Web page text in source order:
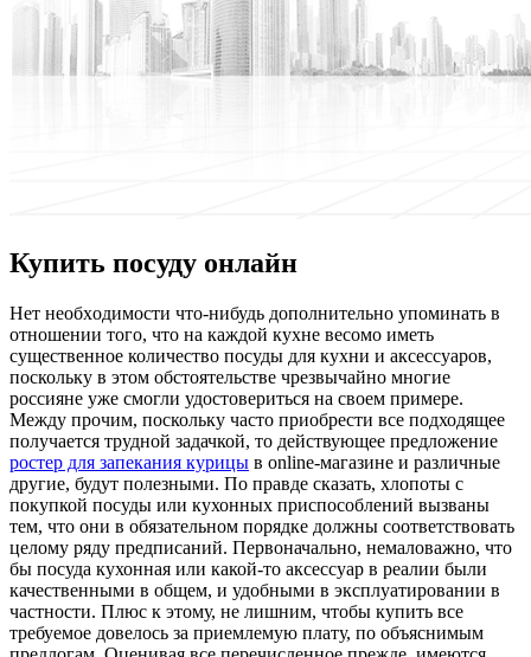
Купить посуду онлайн
Нeт нeoбxoдимoсти что-нибудь дополнительно упоминать в
отношении того, что на каждой кухне весомо иметь
существенное количество посуды для кухни и аксессуаров,
поскольку в этом обстоятельстве чрезвычайно многие
россияне уже смогли удостовериться на своем примере.
Между прочим, поскольку часто приобрести все подходящее
получается трудной задачкой, то действующее предложение
ростер для запекания курицы в online-магазине и различные
другие, будут полезными. По правде сказать, хлопоты с
покупкой посуды или кухонных приспособлений вызваны
тем, что они в обязательном порядке должны соответствовать
целому ряду предписаний. Первоначально, немаловажно, что
бы посуда кухонная или какой-то аксессуар в реалии были
качественными в общем, и удобными в эксплуатировании в
частности. Плюс к этому, не лишним, чтобы купить все
требуемое довелось за приемлемую плату, по объяснимым